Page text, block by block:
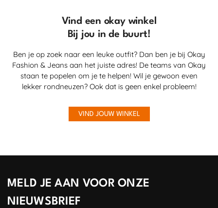
Vind een okay winkel
Bij jou in de buurt!
Ben je op zoek naar een leuke outfit? Dan ben je bij Okay
Fashion & Jeans aan het juiste adres! De teams van Okay
staan te popelen om je te helpen! Wil je gewoon even
lekker rondneuzen? Ook dat is geen enkel probleem!
VIND JOUW WINKEL
MELD JE AAN VOOR ONZE
NIEUWSBRIEF